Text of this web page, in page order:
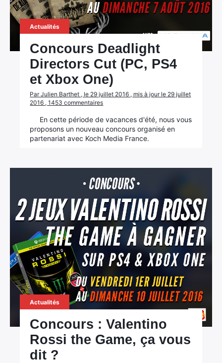
Actualités
Concours Deadlight
Directors Cut (PC, PS4
et Xbox One)
Par Julien Barthet , le 29 juillet 2016 , mis à jour le 29 juillet
2016 , 1453 commentaires
En cette période de vacances d'été, nous vous
proposons un nouveau concours organisé en
partenariat avec Koch Media France.
Actualités
Concours : Valentino
Rossi the Game, ça vous
dit ?